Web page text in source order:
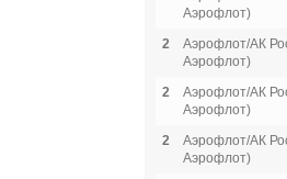
Аэрофлот)
2
Аэрофлот/АК
Аэрофлот)
2
Аэрофлот/АК
Аэрофлот)
2
Аэрофлот/АК
Аэрофлот)